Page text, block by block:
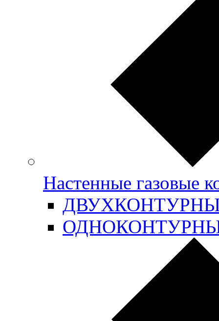
Настенные газовые